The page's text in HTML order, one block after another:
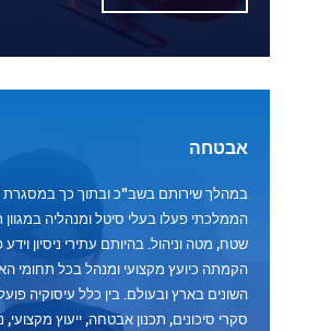
אבטחה
במהלך שירותם בשב"כ ובתוך כך
הממלכתי פעלו בעלי סיטל ומנהליה במגוון
שטח, מטה וניהול.בהיותם עתירי ניסיון
הקמתה כיועץ מקצועי ומנהל בכל תחומי
השונים בארץ ובעולם. בין כלל עיסוקיה
סקרי סיכונים, תכנון אבטחה, ייעוץ